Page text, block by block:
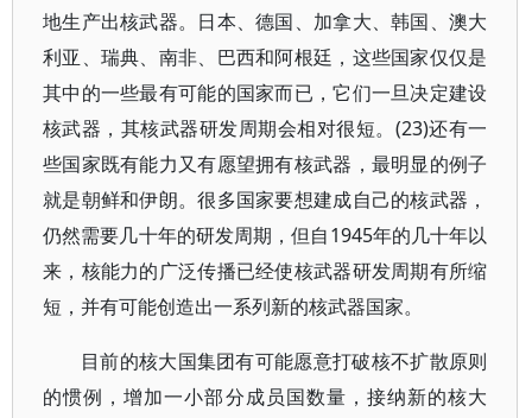
地生产出核武器。日本、德国、加拿大、韩国、澳大
利亚、瑞典、南非、巴西和阿根廷，这些国家仅仅是
其中的一些最有可能的国家而已，它们一旦决定建设
核武器，其核武器研发周期会相对很短。(23)还有一
些国家既有能力又有愿望拥有核武器，最明显的例子
就是朝鲜和伊朗。很多国家要想建成自己的核武器，
仍然需要几十年的研发周期，但自1945年的几十年以
来，核能力的广泛传播已经使核武器研发周期有所缩
短，并有可能创造出一系列新的核武器国家。
目前的核大国集团有可能愿意打破核不扩散原则
的惯例，增加一小部分成员国数量，接纳新的核大